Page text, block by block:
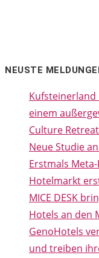
NEUSTE
einem
Culture Retreat
Neue Studie
Erstmals
Hotelmarkt
MICE DESK
Hotels an den
GenoHotels
und treiben